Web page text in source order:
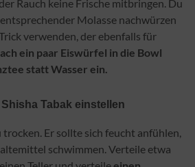
Rauch keine Frische mitbringen. Du
Molasse nachwürzen
verwenden, der ebenfalls für
ein paar Eiswürfel in die Bowl
statt Wasser ein.
Tabak einstellen
trocken. Er sollte sich feucht anfühlen,
schwimmen. Verteile etwa